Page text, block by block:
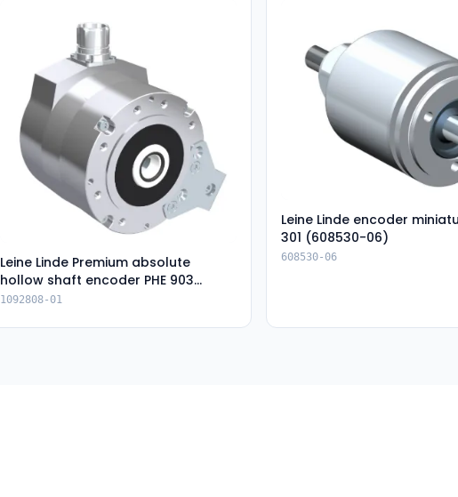
Leine Linde Premium absolute
hollow shaft encoder PHE 903
(1092808-01)
1092808-01
Leine Linde encoder
301 (608530-06)
608530-06